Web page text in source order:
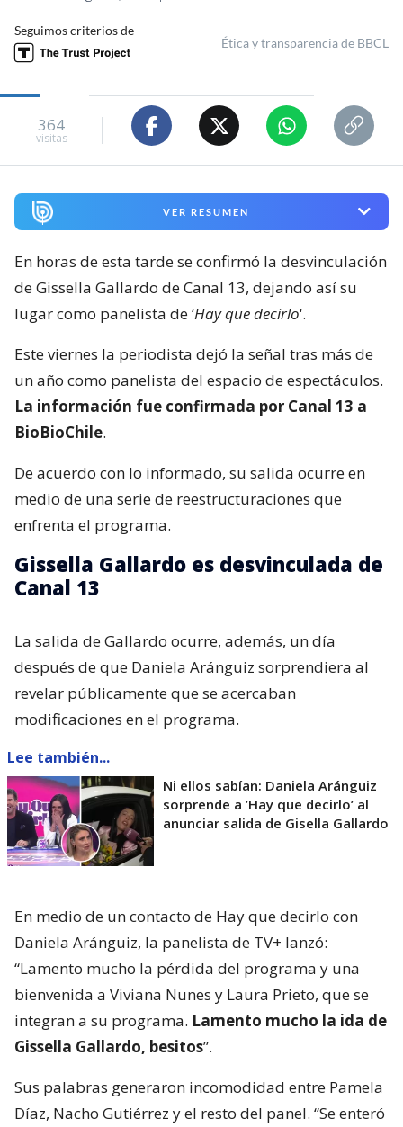
Seguimos criterios de
Ética y transparencia de BBCL
364
visitas
VER RESUMEN
En horas de esta tarde se confirmó la desvinculación
de Gissella Gallardo de Canal 13, dejando así su
lugar como panelista de ‘Hay que decirlo‘.
Este viernes la periodista dejó la señal tras más de
un año como panelista del espacio de espectáculos.
La información fue confirmada por Canal 13 a
BioBioChile.
De acuerdo con lo informado, su salida ocurre en
medio de una serie de reestructuraciones que
enfrenta el programa.
Gissella Gallardo es desvinculada de
Canal 13
La salida de Gallardo ocurre, además, un día
después de que Daniela Aránguiz sorprendiera al
revelar públicamente que se acercaban
modificaciones en el programa.
Lee también...
Ni ellos sabían: Daniela Aránguiz
sorprende a ’Hay que decirlo’ al
anunciar salida de Gisella Gallardo
En medio de un contacto de Hay que decirlo con
Daniela Aránguiz, la panelista de TV+ lanzó:
“Lamento mucho la pérdida del programa y una
bienvenida a Viviana Nunes y Laura Prieto, que se
integran a su programa. Lamento mucho la ida de
Gissella Gallardo, besitos”.
Sus palabras generaron incomodidad entre Pamela
Díaz, Nacho Gutiérrez y el resto del panel. “Se enteró